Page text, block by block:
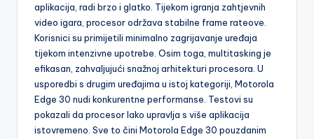
zadacima, poput pregledavanja interneta i korištenja
aplikacija, radi brzo i glatko. Tijekom igranja zahtjevnih
video igara, procesor održava stabilne frame rateove.
Korisnici su primijetili minimalno zagrijavanje uređaja
tijekom intenzivne upotrebe. Osim toga, multitasking je
efikasan, zahvaljujući snažnoj arhitekturi procesora. U
usporedbi s drugim uređajima u istoj kategoriji, Motorola
Edge 30 nudi konkurentne performanse. Testovi su
pokazali da procesor lako upravlja s više aplikacija